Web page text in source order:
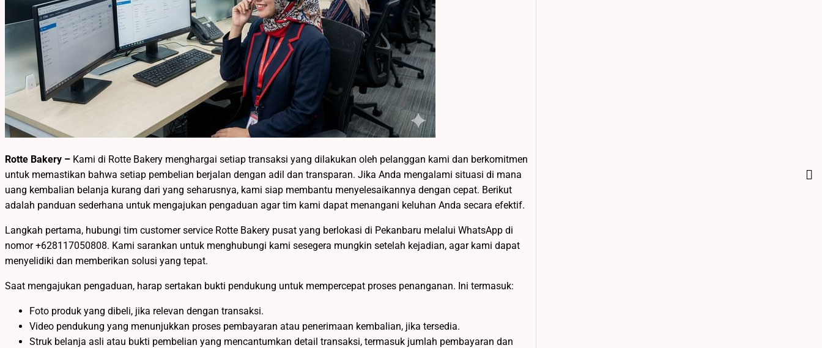
Rotte Bakery – Kami di Rotte Bakery menghargai setiap transaksi yang dilakukan oleh pelanggan kami dan berkomitmen
untuk memastikan bahwa setiap pembelian berjalan dengan adil dan transparan. Jika Anda mengalami situasi di mana
uang kembalian belanja kurang dari yang seharusnya, kami siap membantu menyelesaikannya dengan cepat. Berikut
adalah panduan sederhana untuk mengajukan pengaduan agar tim kami dapat menangani keluhan Anda secara efektif.
Langkah pertama, hubungi tim customer service Rotte Bakery pusat yang berlokasi di Pekanbaru melalui WhatsApp di
nomor +628117050808. Kami sarankan untuk menghubungi kami sesegera mungkin setelah kejadian, agar kami dapat
menyelidiki dan memberikan solusi yang tepat.
Saat mengajukan pengaduan, harap sertakan bukti pendukung untuk mempercepat proses penanganan. Ini termasuk:
Foto produk yang dibeli, jika relevan dengan transaksi.
Video pendukung yang menunjukkan proses pembayaran atau penerimaan kembalian, jika tersedia.
Struk belanja asli atau bukti pembelian yang mencantumkan detail transaksi, termasuk jumlah pembayaran dan